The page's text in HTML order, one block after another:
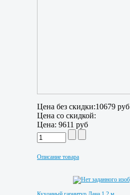
Цена без скидки:10679 руб
Цена со скидкой:
Цена: 9611 руб
Описание товара